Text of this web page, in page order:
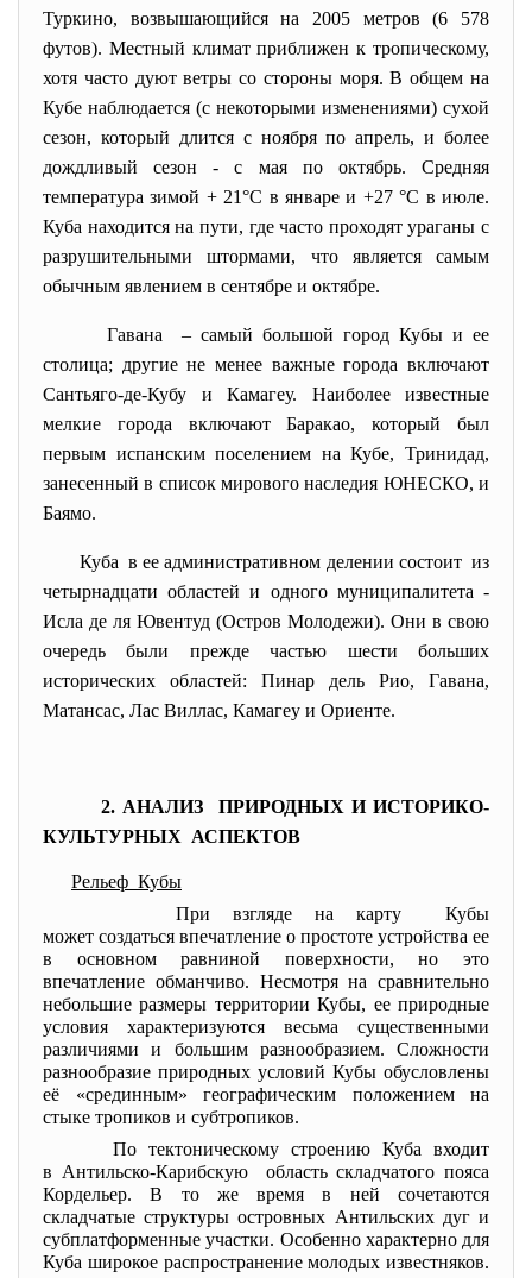
Туркино, возвышающийся на 2005 метров (6 578
футов). Местный климат приближен к тропическому,
хотя часто дуют ветры со стороны моря. В общем на
Кубе наблюдается (с некоторыми изменениями) сухой
сезон, который длится с ноября по апрель, и более
дождливый сезон - с мая по октябрь. Средняя
температура зимой + 21°C в январе и +27 °C в июле.
Куба находится на пути, где часто проходят ураганы с
разрушительными штормами, что является самым
обычным явлением в сентябре и октябре.
Гавана – самый большой город Кубы и ее
столица; другие не менее важные города включают
Сантьяго-де-Кубу и Камагеу. Наиболее известные
мелкие города включают Баракао, который был
первым испанским поселением на Кубе, Тринидад,
занесенный в список мирового наследия ЮНЕСКО, и
Баямо.
Куба в ее административном делении состоит из
четырнадцати областей и одного муниципалитета -
Исла де ля Ювентуд (Остров Молодежи). Они в свою
очередь были прежде частью шести больших
исторических областей: Пинар дель Рио, Гавана,
Матансас, Лас Виллас, Камагеу и Ориенте.
2. АНАЛИЗ ПРИРОДНЫХ И ИСТОРИКО-
КУЛЬТУРНЫХ АСПЕКТОВ
Рельеф Кубы
При взгляде на карту Кубы
может создаться впечатление о простоте устройства ее
в основном равниной поверхности, но это
впечатление обманчиво. Несмотря на сравнительно
небольшие размеры территории Кубы, ее природные
условия характеризуются весьма существенными
различиями и большим разнообразием. Сложности
разнообразие природных условий Кубы обусловлены
её «срединным» географическим положением на
стыке тропиков и субтропиков.
По тектоническому строению Куба входит
в Антильско-Карибскую область складчатого пояса
Кордельер. В то же время в ней сочетаются
складчатые структуры островных Антильских дуг и
субплатформенные участки. Особенно характерно для
Куба широкое распространение молодых известняков.